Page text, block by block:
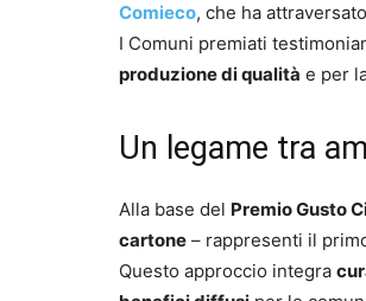
Comieco, che ha
I Comuni premiati
produzione di qualità e per
Un legame tra
Alla base del Premio Gusto
cartone – rappresenti il
Questo approccio integra